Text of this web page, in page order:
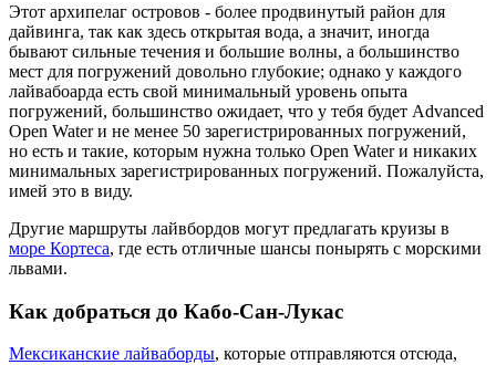
Этот архипелаг островов - более продвинутый район для
дайвинга, так как здесь открытая вода, а значит, иногда
бывают сильные течения и большие волны, а большинство
мест для погружений довольно глубокие; однако у каждого
лайвабоарда есть свой минимальный уровень опыта
погружений, большинство ожидает, что у тебя будет Advanced
Open Water и не менее 50 зарегистрированных погружений,
но есть и такие, которым нужна только Open Water и никаких
минимальных зарегистрированных погружений. Пожалуйста,
имей это в виду.
Другие маршруты лайвбордов могут предлагать круизы в
море Кортеса, где есть отличные шансы понырять с морскими
львами.
Как добраться до Кабо-Сан-Лукас
Мексиканские лайваборды, которые отправляются отсюда,